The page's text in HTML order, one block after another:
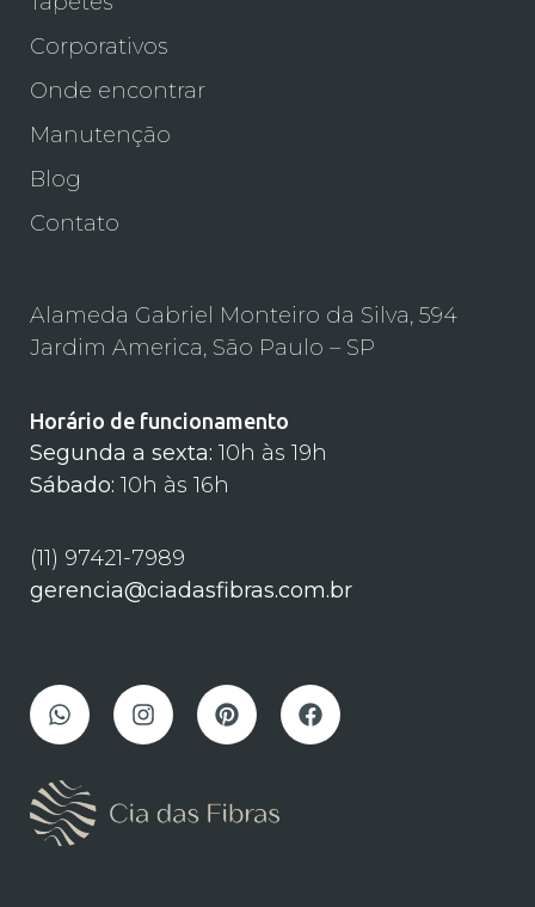
Corporativos
Onde encontrar
Manutenção
Blog
Contato
Alameda Gabriel Monteiro da Silva, 594
Jardim America, São Paulo – SP
Horário de funcionamento
Segunda a sexta: 10h às 19h
Sábado: 10h às 16h
(11) 97421-7989
gerencia@ciadasfibras.com.br